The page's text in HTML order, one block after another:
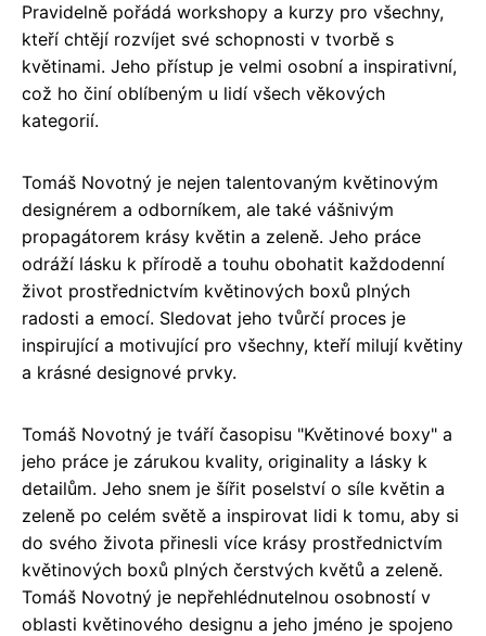
Pravidelně pořádá workshopy a kurzy pro všechny,
kteří chtějí rozvíjet své schopnosti v tvorbě s
květinami. Jeho přístup je velmi osobní a inspirativní,
což ho činí oblíbeným u lidí všech věkových
kategorií.
Tomáš Novotný je nejen talentovaným květinovým
designérem a odborníkem, ale také vášnivým
propagátorem krásy květin a zeleně. Jeho práce
odráží lásku k přírodě a touhu obohatit každodenní
život prostřednictvím květinových boxů plných
radosti a emocí. Sledovat jeho tvůrčí proces je
inspirující a motivující pro všechny, kteří milují květiny
a krásné designové prvky.
Tomáš Novotný je tváří časopisu "Květinové boxy" a
jeho práce je zárukou kvality, originality a lásky k
detailům. Jeho snem je šířit poselství o síle květin a
zeleně po celém světě a inspirovat lidi k tomu, aby si
do svého života přinesli více krásy prostřednictvím
květinových boxů plných čerstvých květů a zeleně.
Tomáš Novotný je nepřehlédnutelnou osobností v
oblasti květinového designu a jeho jméno je spojeno